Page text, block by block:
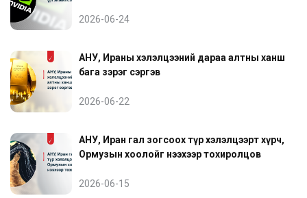
2026-06-24
АНУ, Ираны хэлэлцээний дараа алтны ханш
бага зэрэг сэргэв
2026-06-22
АНУ, Иран гал зогсоох түр хэлэлцээрт хүрч,
Ормузын хоолойг нээхээр тохиролцов
2026-06-15